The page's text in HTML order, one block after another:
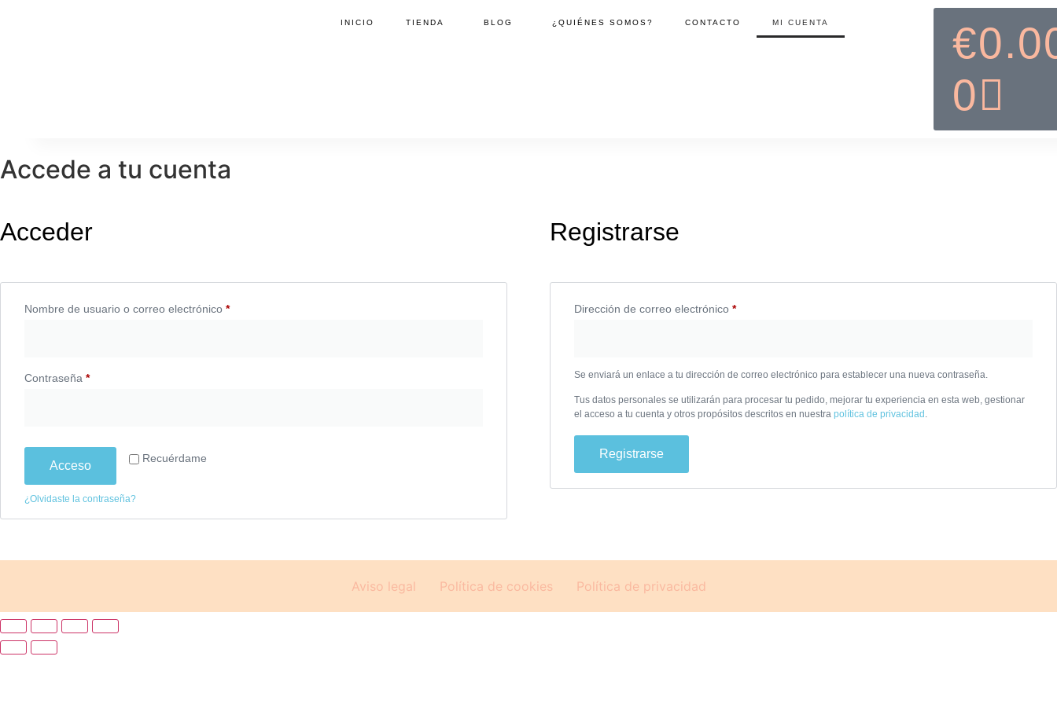
INICIO TIENDA BLOG ¿QUIÉNES SOMOS? CONTACTO MI CUENTA €
0
Accede a tu cuenta
Acceder
Nombre de usuario o correo electrónico *
Contraseña *
Recuérdame
Acceso
¿Olvidaste la contraseña?
Registrarse
Dirección de correo electrónico *
Se enviará un enlace a tu dirección de correo electrónico para establecer una nueva contraseña.
Tus datos personales se utilizarán para procesar tu pedido, mejorar tu experiencia en esta web, gestionar
el acceso a tu cuenta y otros propósitos descritos en nuestra política de privacidad .
Registrarse
Aviso legal Política de cookies Política de privacidad